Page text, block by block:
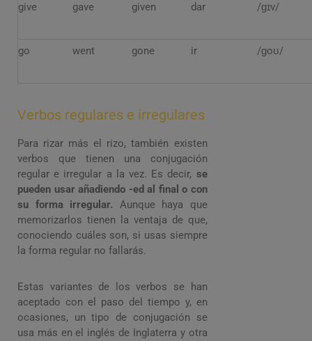
give gave given dar /ɡɪv/
go went gone ir /ɡoʊ/
Verbos regulares e irregulares
Para rizar más el rizo, también existen
verbos que tienen una conjugación
regular e irregular a la vez. Es decir, se
pueden usar añadiendo -ed al final o con
su forma irregular. Aunque haya que
memorizarlos tienen la ventaja de que,
conociendo cuáles son, si usas siempre
la forma regular no fallarás.
Estas variantes de los verbos se han
aceptado con el paso del tiempo y, en
ocasiones, un tipo de conjugación se
usa más en el inglés de Inglaterra y otra